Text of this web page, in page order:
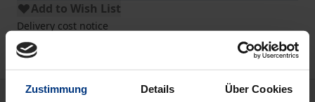
Zustimmung Details Über Cookies
Add to Wish List
Delivery cost notice
Description